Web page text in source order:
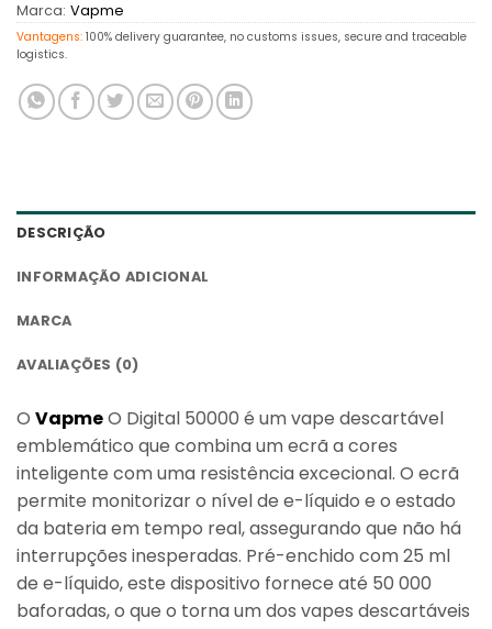
Marca: Vapme
Vantagens: 100% delivery guarantee, no customs issues, secure and traceable
logistics.
DESCRIÇÃO
INFORMAÇÃO ADICIONAL
MARCA
AVALIAÇÕES (0)
O VapmeO Digital 50000 é um vape descartável
emblemático que combina um ecrã a cores
inteligente com uma resistência excecional. O ecrã
permite monitorizar o nível de e-líquido e o estado
da bateria em tempo real, assegurando que não há
interrupções inesperadas. Pré-enchido com 25 ml
de e-líquido, este dispositivo fornece até 50 000
baforadas, o que o torna um dos vapes descartáveis